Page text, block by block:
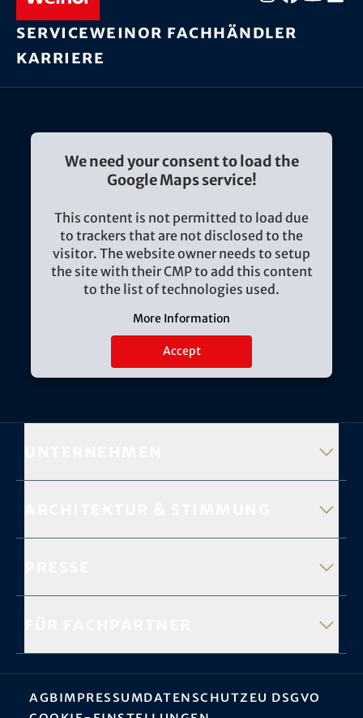
Serviceweinor Fachhändler
Karriere
We need your consent to load the
Google Maps service!
This content is not permitted to load due
to trackers that are not disclosed to the
visitor. The website owner needs to setup
the site with their CMP to add this content
to the list of technologies used.
More Information
Accept
AGBImpressumDatenschutz EU DSGVO